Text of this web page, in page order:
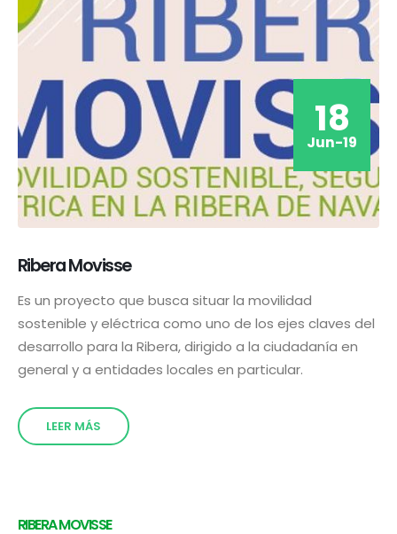
18
Jun-19
Ribera Movisse
Es un proyecto que busca situar la movilidad
sostenible y eléctrica como uno de los ejes claves del
desarrollo para la Ribera, dirigido a la ciudadanía en
general y a entidades locales en particular.
LEER MÁS
RIBERA MOVISSE